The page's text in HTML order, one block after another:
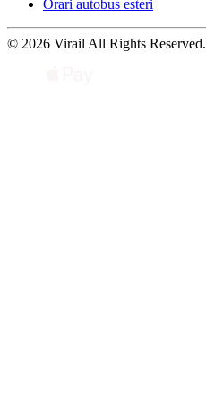
Orari autobus esteri
© 2026 Virail All Rights Reserved.